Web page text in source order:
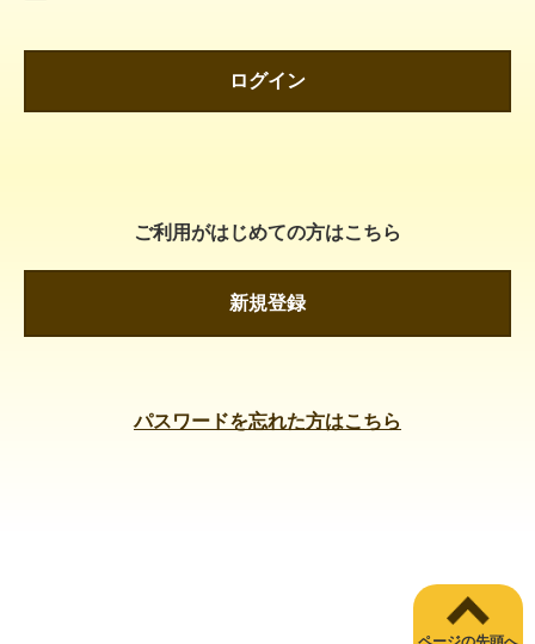
ログイン
ご利用がはじめての方はこちら
新規登録
パスワードを忘れた方はこちら